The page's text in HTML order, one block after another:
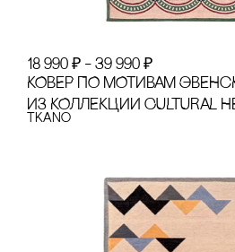
18 990 ₽ – 39 990 ₽
КОВЕР ПО МОТИВАМ
ИЗ КОЛЛЕКЦИИ CULTURAL
Tkano